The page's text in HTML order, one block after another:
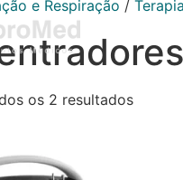
e Respiração /
os 2 resultados